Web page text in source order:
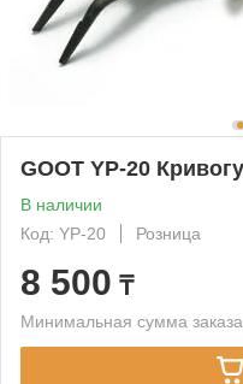
GOOT YP-20
В наличии
Код: YP-20
Розница
8 500 ₸
Минимальная сумма